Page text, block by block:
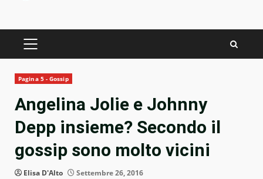
PRIMARY
Pagina 5 - Gossip
Angelina Jolie e Johnny
Depp insieme? Secondo il
gossip sono molto vicini
Elisa D'Alto Settembre 26, 2016